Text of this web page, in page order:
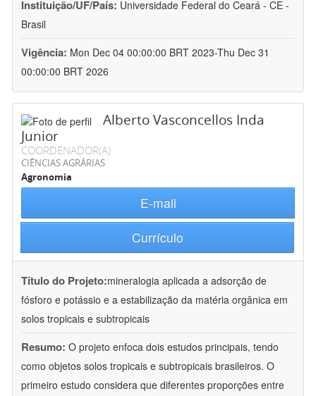
Instituição/UF/País: Universidade Federal do Ceará - CE -
Brasil
Vigência: Mon Dec 04 00:00:00 BRT 2023-Thu Dec 31
00:00:00 BRT 2026
Alberto Vasconcellos Inda
Junior
COORDENADOR(A)
CIÊNCIAS AGRÁRIAS
Agronomia
E-mail
Currículo
Título do Projeto:mineralogia aplicada a adsorção de
fósforo e potássio e a estabilização da matéria orgânica em
solos tropicais e subtropicais
Resumo: O projeto enfoca dois estudos principais, tendo
como objetos solos tropicais e subtropicais brasileiros. O
primeiro estudo considera que diferentes proporções entre